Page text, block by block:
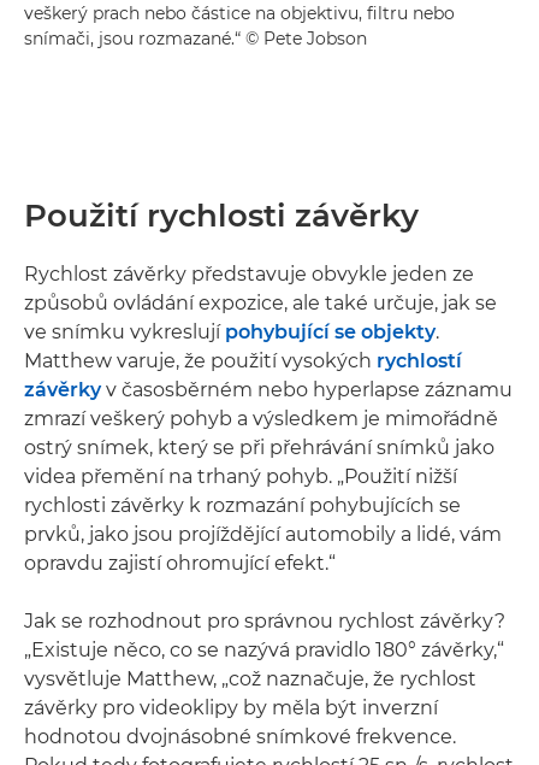
veškerý prach nebo částice na objektivu, filtru nebo
snímači, jsou rozmazané.“ © Pete Jobson
Použití rychlosti závěrky
Rychlost závěrky představuje obvykle jeden ze
způsobů ovládání expozice, ale také určuje, jak se
ve snímku vykreslují pohybující se objekty.
Matthew varuje, že použití vysokých rychlostí
závěrkyv časosběrném nebo hyperlapse záznamu
zmrazí veškerý pohyb a výsledkem je mimořádně
ostrý snímek, který se při přehrávání snímků jako
videa přemění na trhaný pohyb. „Použití nižší
rychlosti závěrky k rozmazání pohybujících se
prvků, jako jsou projíždějící automobily a lidé, vám
opravdu zajistí ohromující efekt.“
Jak se rozhodnout pro správnou rychlost závěrky?
„Existuje něco, co se nazývá pravidlo 180° závěrky,“
vysvětluje Matthew, „což naznačuje, že rychlost
závěrky pro videoklipy by měla být inverzní
hodnotou dvojnásobné snímkové frekvence.